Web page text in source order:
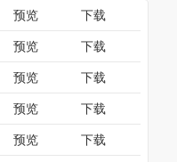
预览 下载
预览 下载
预览 下载
预览 下载
预览 下载